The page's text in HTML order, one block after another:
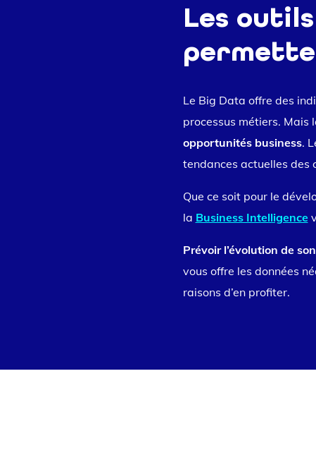
Les
Le Big Data offre des
processus métiers. Mais
opportunités business.
tendances actuelles des
Que ce soit pour le
la Business Intelligence
Prévoir l’évolution de
vous offre les données
raisons d’en profiter.